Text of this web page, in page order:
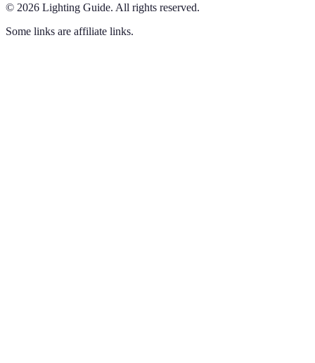
© 2026 Lighting Guide. All rights reserved.
Some links are affiliate links.